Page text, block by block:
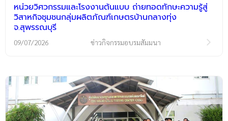
หน่วยวิศวกรรมและโรงงานต้นแบบ ถ่ายทอดทักษะความรู้สู่
วิสาหกิจชุมชนกลุ่มผลิตภัณฑ์เกษตรบ้านกลางทุ่ง
จ.สุพรรณบุรี
09/07/2026 ข่าวกิจกรรมอบรมสัมมนา